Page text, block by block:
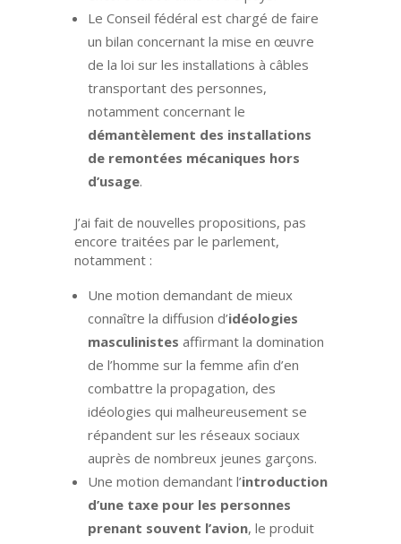
Le Conseil fédéral est chargé de faire
un bilan concernant la mise en œuvre
de la loi sur les installations à câbles
transportant des personnes,
notamment concernant le
démantèlement des installations
de remontées mécaniques hors
d’usage.
J’ai fait de nouvelles propositions, pas
encore traitées par le parlement,
notamment :
Une motion demandant de mieux
connaître la diffusion d’idéologies
masculinistes affirmant la domination
de l’homme sur la femme afin d’en
combattre la propagation, des
idéologies qui malheureusement se
répandent sur les réseaux sociaux
auprès de nombreux jeunes garçons.
Une motion demandant l’introduction
d’une taxe pour les personnes
prenant souvent l’avion, le produit